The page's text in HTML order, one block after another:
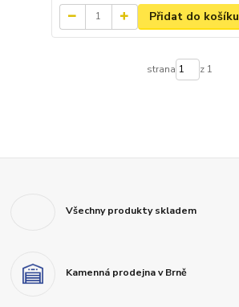
Přidat do košíku
strana z 1
Všechny produkty skladem
Kamenná prodejna v Brně